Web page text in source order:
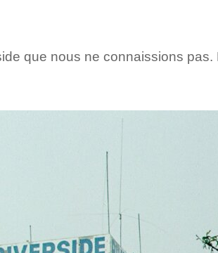
que nous ne connaissions pas.